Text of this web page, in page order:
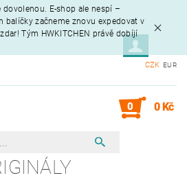
E-shop ale nespí –
balíčky začneme znovu expedovat v
Tým HWKITCHEN právě dobíjí
CZK EUR
0 0 Kč